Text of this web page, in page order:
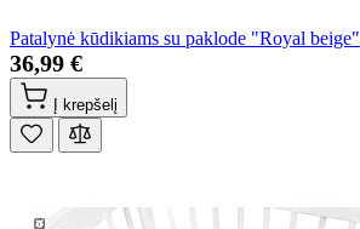
Patalynė kūdikiams su paklode "Royal beige"
36,99 €
Į krepšelį